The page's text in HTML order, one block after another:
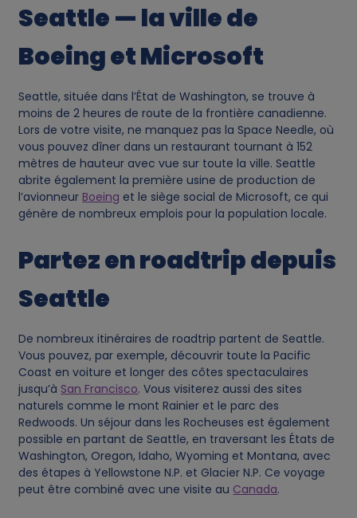
Seattle — la ville de
Boeing et Microsoft
Seattle, située dans l’État de Washington, se trouve à
moins de 2 heures de route de la frontière canadienne.
Lors de votre visite, ne manquez pas la Space Needle, où
vous pouvez dîner dans un restaurant tournant à 152
mètres de hauteur avec vue sur toute la ville. Seattle
abrite également la première usine de production de
l’avionneur Boeing et le siège social de Microsoft, ce qui
génère de nombreux emplois pour la population locale.
Partez en roadtrip depuis
Seattle
De nombreux itinéraires de roadtrip partent de Seattle.
Vous pouvez, par exemple, découvrir toute la Pacific
Coast en voiture et longer des côtes spectaculaires
jusqu’à San Francisco. Vous visiterez aussi des sites
naturels comme le mont Rainier et le parc des
Redwoods. Un séjour dans les Rocheuses est également
possible en partant de Seattle, en traversant les États de
Washington, Oregon, Idaho, Wyoming et Montana, avec
des étapes à Yellowstone N.P. et Glacier N.P. Ce voyage
peut être combiné avec une visite au Canada.
e
s